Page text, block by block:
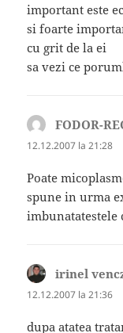
important este
si foarte
cu grit de la ei
sa vezi ce
FODOR-
12.12.2007 la 21:28
Poate
spune in urma
irinel
12.12.2007 la 21:36
dupa atatea